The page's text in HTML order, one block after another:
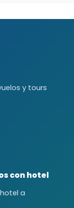
y tours
con hotel
a